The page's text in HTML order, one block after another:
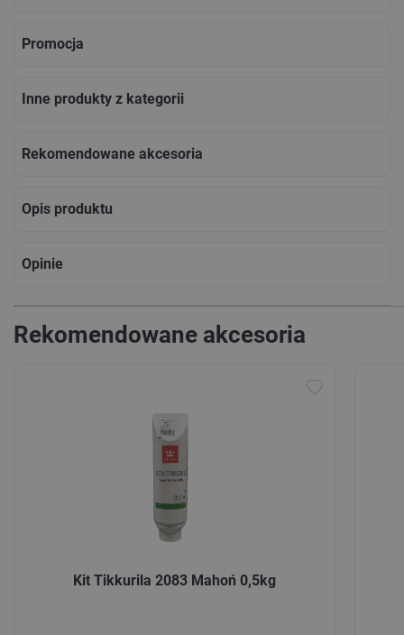
Promocja
Inne produkty z kategorii
Rekomendowane akcesoria
Opis produktu
Opinie
Rekomendowane akcesoria
Kit Tikkurila 2083 Mahoń 0,5kg